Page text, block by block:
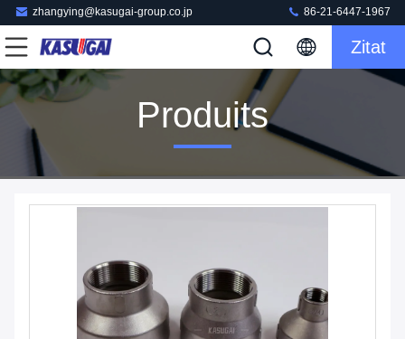
zhangying@kasugai-group.co.jp 86-21-6447-1967
Zitat
Produits